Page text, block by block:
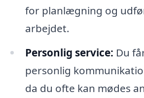
for planlægning og
arbejdet.
Personlig service: Du
personlig
da du ofte kan mødes